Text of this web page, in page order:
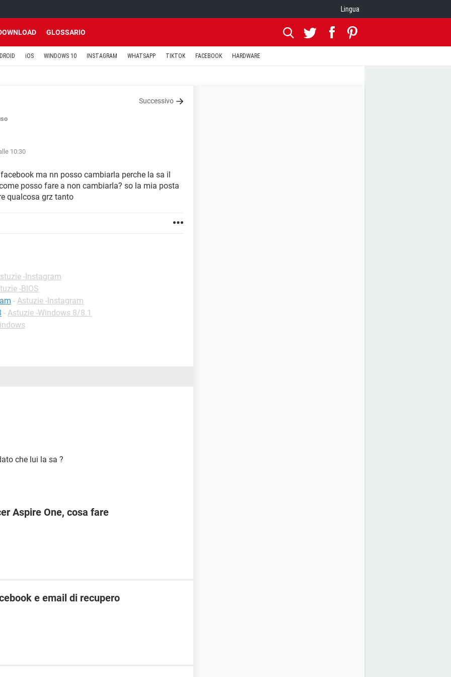
Lingua
GLOSSARIO
iOS WINDOWS 10 INSTAGRAM WHATSAPP TIKTOK FACEBOOK HARDWARE
Successivo
10:30
ma nn posso cambiarla perche la sa il
posso fare a non cambiarla? so la mia posta
qualcosa grz tanto
-Instagram
-BIOS
- Astuzie -Instagram
- Astuzie -Windows 8/8.1
che lui la sa ?
Aspire One, cosa fare
e email di recupero